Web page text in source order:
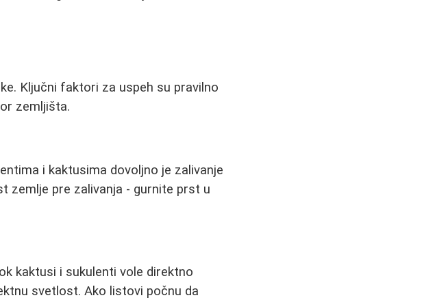
Ključni faktori za uspeh su pravilno
zemljišta.
i kaktusima dovoljno je zalivanje
zemlje pre zalivanja - gurnite prst u
kaktusi i sukulenti vole direktno
svetlost. Ako listovi počnu da